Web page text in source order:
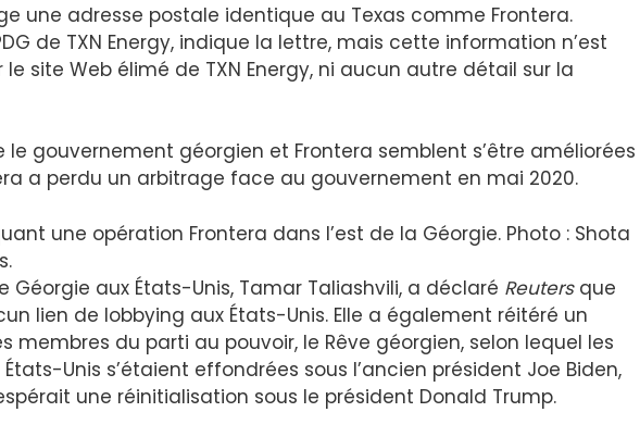
une adresse postale identique au Texas comme Frontera.
de TXN Energy, indique la lettre, mais cette information n’est
le site Web élimé de TXN Energy, ni aucun autre détail sur la
le gouvernement géorgien et Frontera semblent s’être améliorées
a perdu un arbitrage face au gouvernement en mai 2020.
une opération Frontera dans l’est de la Géorgie. Photo : Shota
Géorgie aux États-Unis, Tamar Taliashvili, a déclaré Reutersque
lien de lobbying aux États-Unis. Elle a également réitéré un
membres du parti au pouvoir, le Rêve géorgien, selon lequel les
Unis s’étaient effondrées sous l’ancien président Joe Biden,
une réinitialisation sous le président Donald Trump.